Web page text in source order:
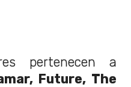
pertenecen a
Future, The